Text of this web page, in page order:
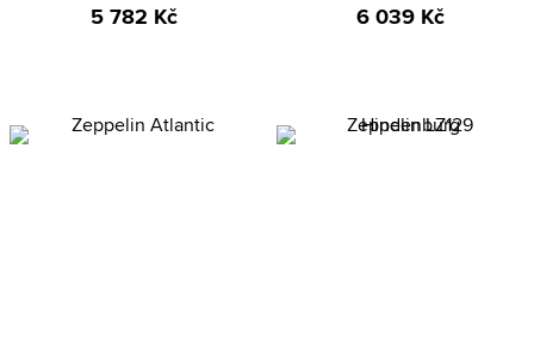
5 782 Kč 6 039 Kč